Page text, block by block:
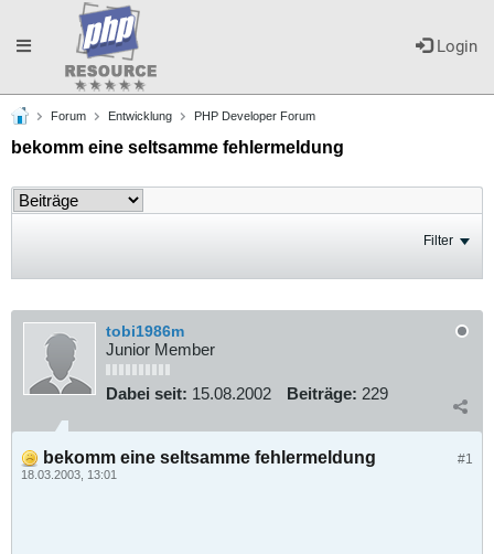
Login
Toggle
navigation
Forum Entwicklung PHP Developer Forum
bekomm eine seltsamme fehlermeldung
Filter
tobi1986m
Junior Member
Dabei seit: 15.08.2002 Beiträge: 229
#1
bekomm eine seltsamme fehlermeldung
18.03.2003, 13:01